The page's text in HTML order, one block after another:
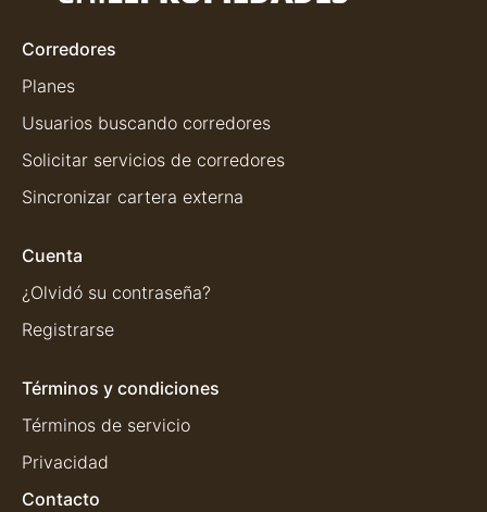
Corredores
Planes
Usuarios buscando corredores
Solicitar servicios de corredores
Sincronizar cartera externa
Cuenta
¿Olvidó su contraseña?
Registrarse
Términos y condiciones
Términos de servicio
Privacidad
Contacto